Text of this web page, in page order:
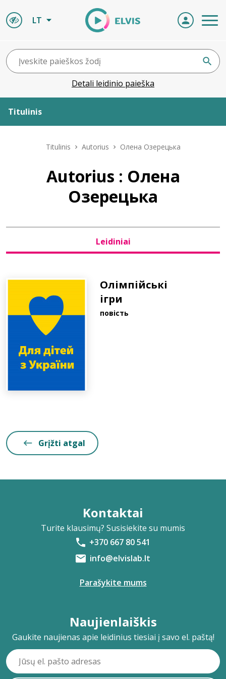
LT
Detali leidinio paieška
Titulinis
Naujienos
Bibliotekoms
D.U.K.
Titulinis Autorius Олена Озерецька
Autorius : Олена
Озерецька
Leidiniai
Олімпійські
ігри
повість
Grįžti atgal
Kontaktai
Turite klausimų? Susisiekite su mumis
+370 667 80 541
info@elvislab.lt
Parašykite mums
Naujienlaiškis
Gaukite naujienas apie leidinius tiesiai į savo el. paštą!